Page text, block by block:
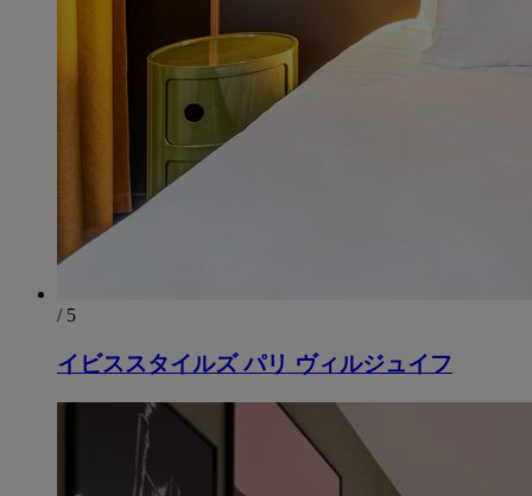
/ 5
イビススタイルズ パリ ヴィルジュイフ